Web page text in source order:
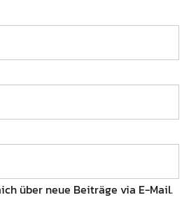
über neue Beiträge via E-Mail.